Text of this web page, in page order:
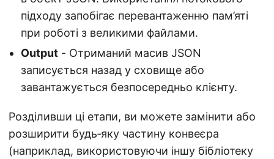
підходу запобігає перевантаженню пам’яті
при роботі з великими файлами.
Output - Отриманий масив JSON
записується назад у сховище або
завантажується безпосередньо клієнту.
Розділивши ці етапи, ви можете замінити або
розширити будь‑яку частину конвеєра
(наприклад, використовуючи іншу бібліотеку